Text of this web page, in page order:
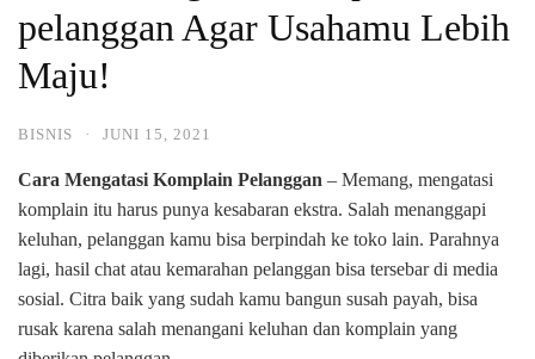
pelanggan Agar Usahamu Lebih
Maju!
BISNIS · JUNI 15, 2021
Cara Mengatasi Komplain Pelanggan – Memang, mengatasi
komplain itu harus punya kesabaran ekstra. Salah menanggapi
keluhan, pelanggan kamu bisa berpindah ke toko lain. Parahnya
lagi, hasil chat atau kemarahan pelanggan bisa tersebar di media
sosial. Citra baik yang sudah kamu bangun susah payah, bisa
rusak karena salah menangani keluhan dan komplain yang